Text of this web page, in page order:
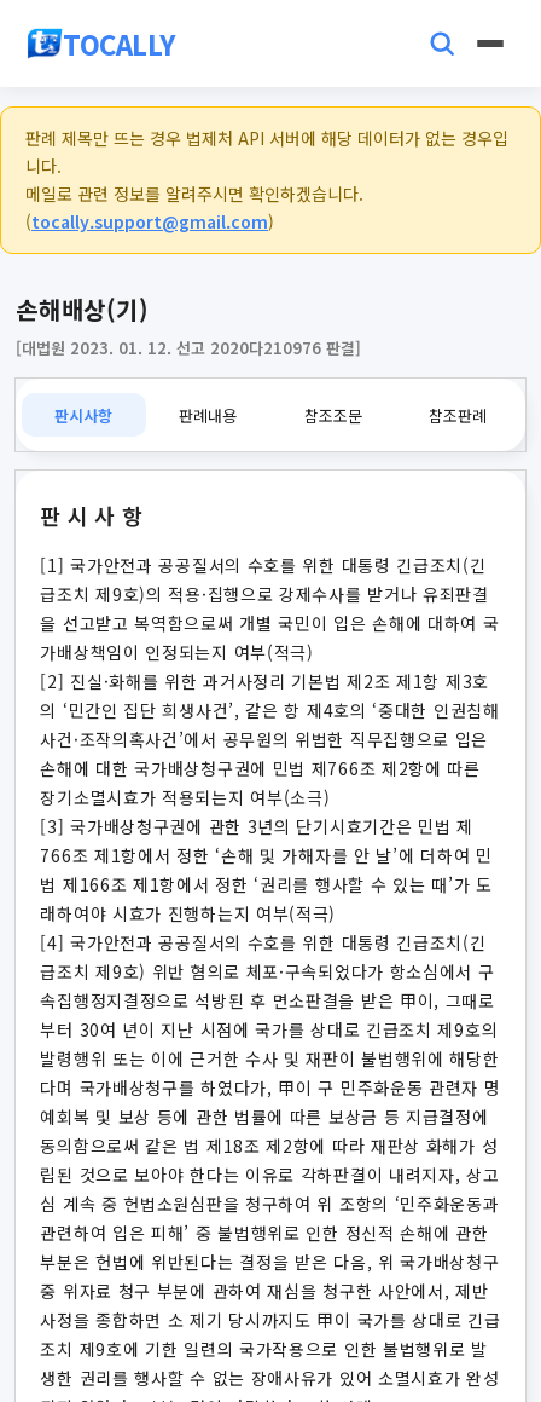
TOCALLY
판례 제목만 뜨는 경우 법제처 API 서버에 해당 데이터가 없는 경우입
니다.
메일로 관련 정보를 알려주시면 확인하겠습니다.
(tocally.support@gmail.com)
손해배상(기)
[대법원 2023. 01. 12. 선고 2020다210976 판결]
판시사항 판례내용 참조조문 참조판례
판시사항
[1] 국가안전과 공공질서의 수호를 위한 대통령 긴급조치(긴
급조치 제9호)의 적용·집행으로 강제수사를 받거나 유죄판결
을 선고받고 복역함으로써 개별 국민이 입은 손해에 대하여 국
가배상책임이 인정되는지 여부(적극)
[2] 진실·화해를 위한 과거사정리 기본법 제2조 제1항 제3호
의 ‘민간인 집단 희생사건’, 같은 항 제4호의 ‘중대한 인권침해
사건·조작의혹사건’에서 공무원의 위법한 직무집행으로 입은
손해에 대한 국가배상청구권에 민법 제766조 제2항에 따른
장기소멸시효가 적용되는지 여부(소극)
[3] 국가배상청구권에 관한 3년의 단기시효기간은 민법 제
766조 제1항에서 정한 ‘손해 및 가해자를 안 날’에 더하여 민
법 제166조 제1항에서 정한 ‘권리를 행사할 수 있는 때’가 도
래하여야 시효가 진행하는지 여부(적극)
[4] 국가안전과 공공질서의 수호를 위한 대통령 긴급조치(긴
급조치 제9호) 위반 혐의로 체포·구속되었다가 항소심에서 구
속집행정지결정으로 석방된 후 면소판결을 받은 甲이, 그때로
부터 30여 년이 지난 시점에 국가를 상대로 긴급조치 제9호의
발령행위 또는 이에 근거한 수사 및 재판이 불법행위에 해당한
다며 국가배상청구를 하였다가, 甲이 구 민주화운동 관련자 명
예회복 및 보상 등에 관한 법률에 따른 보상금 등 지급결정에
동의함으로써 같은 법 제18조 제2항에 따라 재판상 화해가 성
립된 것으로 보아야 한다는 이유로 각하판결이 내려지자, 상고
심 계속 중 헌법소원심판을 청구하여 위 조항의 ‘민주화운동과
관련하여 입은 피해’ 중 불법행위로 인한 정신적 손해에 관한
부분은 헌법에 위반된다는 결정을 받은 다음, 위 국가배상청구
중 위자료 청구 부분에 관하여 재심을 청구한 사안에서, 제반
사정을 종합하면 소 제기 당시까지도 甲이 국가를 상대로 긴급
조치 제9호에 기한 일련의 국가작용으로 인한 불법행위로 발
생한 권리를 행사할 수 없는 장애사유가 있어 소멸시효가 완성